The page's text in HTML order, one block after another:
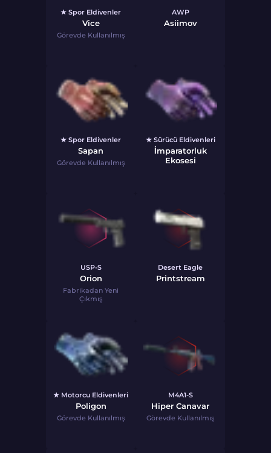
★ Spor Eldivenler
Vice
Görevde Kullanılmış
AWP
Asiimov
★ Spor Eldivenler
Sapan
Görevde Kullanılmış
★ Sürücü Eldivenleri
İmparatorluk
Ekosesi
USP-S
Orion
Fabrikadan Yeni
Çıkmış
Desert Eagle
Printstream
★ Motorcu Eldivenleri
Poligon
Görevde Kullanılmış
M4A1-S
Hiper Canavar
Görevde Kullanılmış